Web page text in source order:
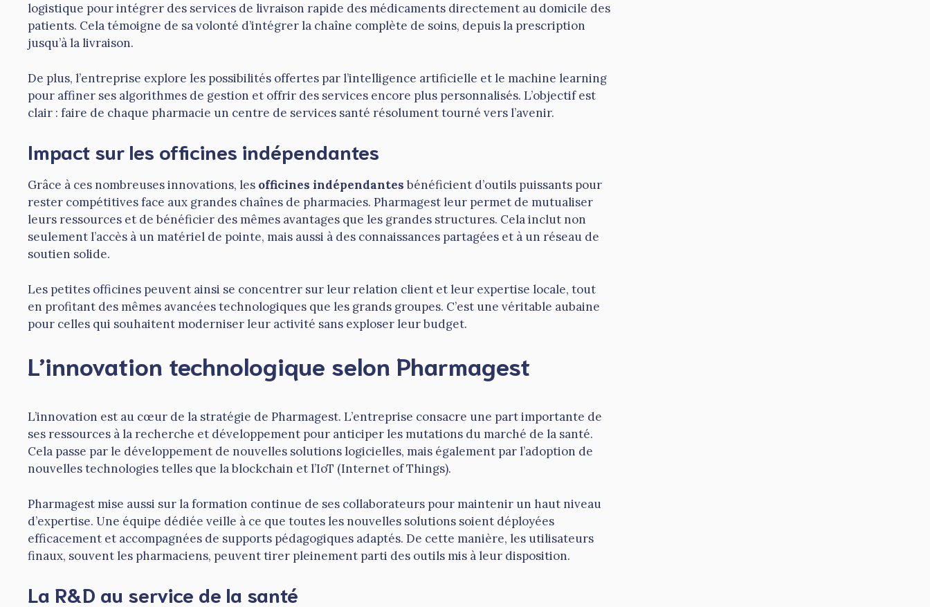
logistique pour intégrer des services de livraison rapide des médicaments directement au domicile des
patients. Cela témoigne de sa volonté d’intégrer la chaîne complète de soins, depuis la prescription
jusqu’à la livraison.
De plus, l’entreprise explore les possibilités offertes par l’intelligence artificielle et le machine learning
pour affiner ses algorithmes de gestion et offrir des services encore plus personnalisés. L’objectif est
clair : faire de chaque pharmacie un centre de services santé résolument tourné vers l’avenir.
Impact sur les officines indépendantes
Grâce à ces nombreuses innovations, les officines indépendantes bénéficient d’outils puissants pour
rester compétitives face aux grandes chaînes de pharmacies. Pharmagest leur permet de mutualiser
leurs ressources et de bénéficier des mêmes avantages que les grandes structures. Cela inclut non
seulement l’accès à un matériel de pointe, mais aussi à des connaissances partagées et à un réseau de
soutien solide.
Les petites officines peuvent ainsi se concentrer sur leur relation client et leur expertise locale, tout
en profitant des mêmes avancées technologiques que les grands groupes. C’est une véritable aubaine
pour celles qui souhaitent moderniser leur activité sans exploser leur budget.
L’innovation technologique selon Pharmagest
L’innovation est au cœur de la stratégie de Pharmagest. L’entreprise consacre une part importante de
ses ressources à la recherche et développement pour anticiper les mutations du marché de la santé.
Cela passe par le développement de nouvelles solutions logicielles, mais également par l’adoption de
nouvelles technologies telles que la blockchain et l’IoT (Internet of Things).
Pharmagest mise aussi sur la formation continue de ses collaborateurs pour maintenir un haut niveau
d’expertise. Une équipe dédiée veille à ce que toutes les nouvelles solutions soient déployées
efficacement et accompagnées de supports pédagogiques adaptés. De cette manière, les utilisateurs
finaux, souvent les pharmaciens, peuvent tirer pleinement parti des outils mis à leur disposition.
La R&D au service de la santé